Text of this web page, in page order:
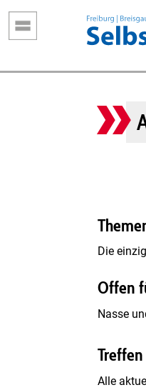
Direkt
zum
Inhalt
Die
Offen
Nasse
Treffen
Alle